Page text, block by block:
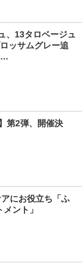
、13タロベージュ
ッサムグレー追
…
第2弾、開催決
にお役立ち「ふ
ント」